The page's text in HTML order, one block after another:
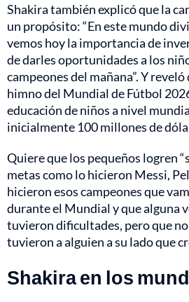
Shakira también explicó que la
un propósito: “En este mundo
vemos hoy la importancia de
de darles oportunidades a los
campeones del mañana”. Y
himno del Mundial de Fútbol
educación de niños a nivel
inicialmente 100 millones de
Quiere que los pequeños logren
metas como lo hicieron Messi,
hicieron esos campeones que
durante el Mundial y que alguna
tuvieron dificultades, pero que
tuvieron a alguien a su lado que
Shakira en los